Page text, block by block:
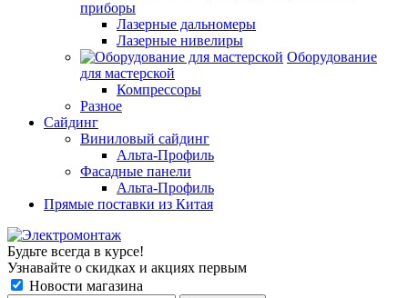
приборы
Лазерные дальномеры
Лазерные нивелиры
Оборудование
для мастерской
Компрессоры
Разное
Сайдинг
Виниловый сайдинг
Альта-Профиль
Фасадные панели
Альта-Профиль
Прямые поставки из Китая
Будьте всегда в курсе!
Узнавайте о скидках и акциях первым
Новости магазина